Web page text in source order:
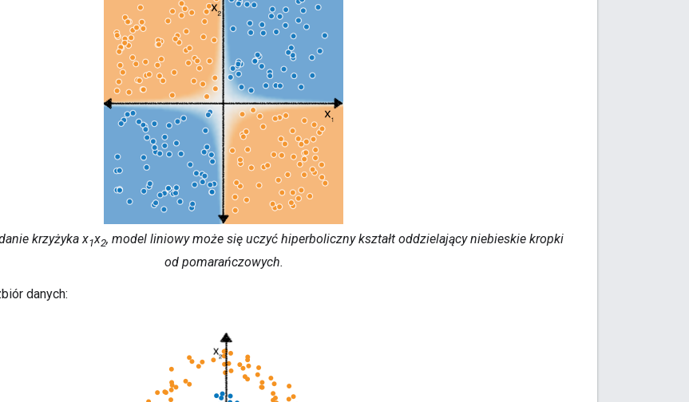
krzyżykax1x2, model liniowy może się uczyć hiperboliczny kształt oddzielający niebieskie kropki
od pomarańczowych.
danych: